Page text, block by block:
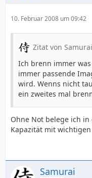
10. Februar 2008 um 09:42
Zitat von Samurai
Ich brenn immer
immer passende
wird. Wenns nicht
ein zweites mal
Ohne Not belege ich
Kapazität mit
Samurai